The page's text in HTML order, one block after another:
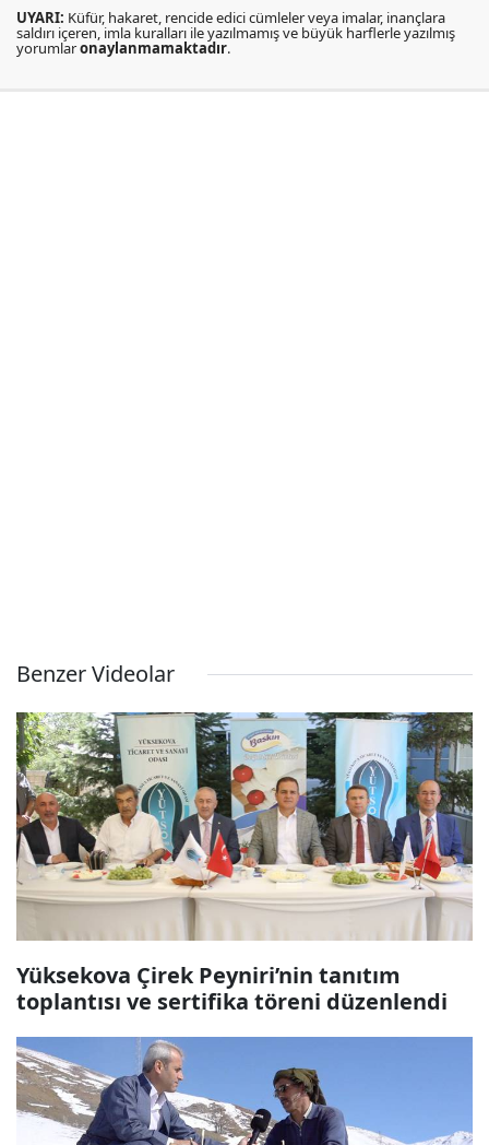
UYARI: Küfür, hakaret, rencide edici cümleler veya imalar, inançlara
saldırı içeren, imla kuralları ile yazılmamış ve büyük harflerle yazılmış
yorumlaronaylanmamaktadır.
Benzer Videolar
Yüksekova Çirek Peyniri’nin tanıtım
toplantısı ve sertifika töreni düzenlendi